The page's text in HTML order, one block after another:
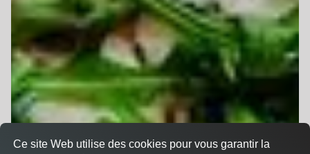
Ce site Web utilise des cookies pour vous garantir la